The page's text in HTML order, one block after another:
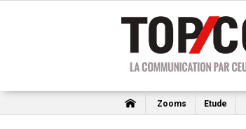
Zooms Etude